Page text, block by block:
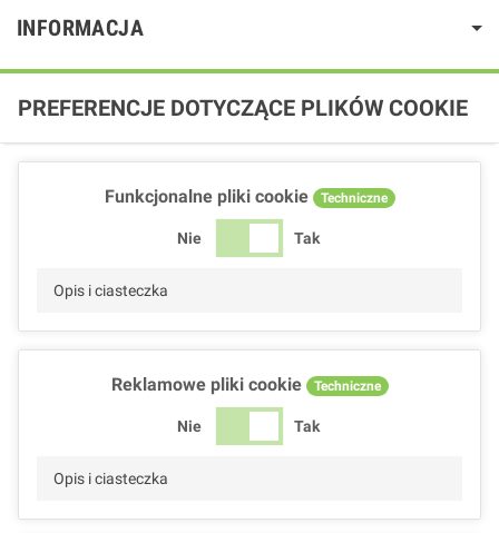
INFORMACJA
PREFERENCJE DOTYCZĄCE PLIKÓW COOKIE
Funkcjonalne pliki cookie Techniczne
Nie Tak
Opis i ciasteczka
Reklamowe pliki cookie Techniczne
Nie Tak
Opis i ciasteczka